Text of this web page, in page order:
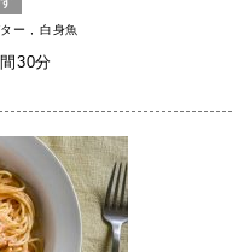
ー 白身魚
30分